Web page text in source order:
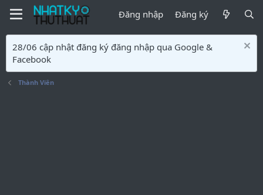
Đăng nhập Đăng ký
28/06 cập nhật đăng ký đăng nhập qua Google &
Facebook
Thành Viên